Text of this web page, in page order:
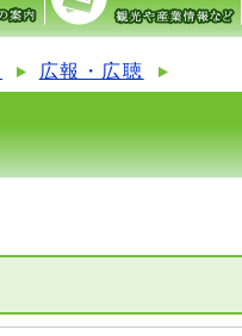
広報・広聴